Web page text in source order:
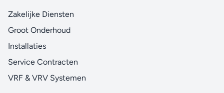
Zakelijke Diensten
Groot Onderhoud
Installaties
Service Contracten
VRF & VRV Systemen